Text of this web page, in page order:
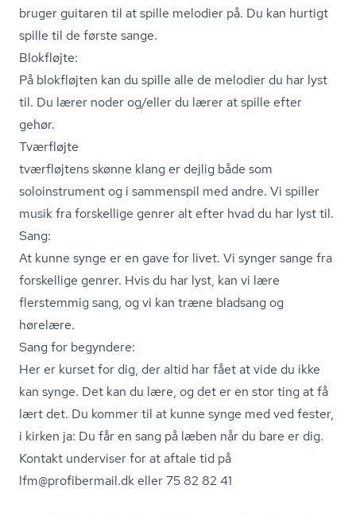
bruger guitaren til at spille melodier på. Du kan hurtigt
spille til de første sange.
Blokfløjte:
På blokfløjten kan du spille alle de melodier du har lyst
til. Du lærer noder og/eller du lærer at spille efter
gehør.
Tværfløjte
tværfløjtens skønne klang er dejlig både som
soloinstrument og i sammenspil med andre. Vi spiller
musik fra forskellige genrer alt efter hvad du har lyst til.
Sang:
At kunne synge er en gave for livet. Vi synger sange fra
forskellige genrer. Hvis du har lyst, kan vi lære
flerstemmig sang, og vi kan træne bladsang og
hørelære.
Sang for begyndere:
Her er kurset for dig, der altid har fået at vide du ikke
kan synge. Det kan du lære, og det er en stor ting at få
lært det. Du kommer til at kunne synge med ved fester,
i kirken ja: Du får en sang på læben når du bare er dig.
Kontakt underviser for at aftale tid på
lfm@profibermail.dk eller 75 82 82 41